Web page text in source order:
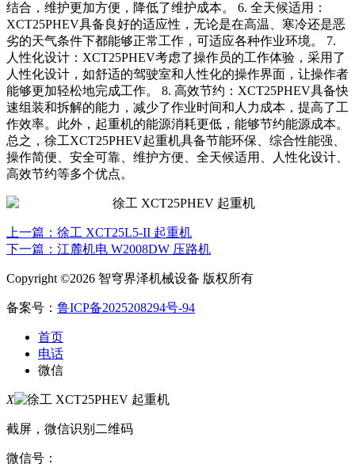
结合，维护更加方便，降低了维护成本。 6. 全天候适用：
XCT25PHEV具备良好的适应性，无论是在高温、寒冷还是恶
劣的天气条件下都能够正常工作，可适应各种作业环境。 7.
人性化设计：XCT25PHEV考虑了操作员的工作体验，采用了
人性化设计，如舒适的驾驶室和人性化的操作界面，让操作者
能够更加轻松地完成工作。 8. 高效节约：XCT25PHEV具备快
速组装和拆解的能力，减少了作业时间和人力成本，提高了工
作效率。此外，起重机的能源消耗更低，能够节约能源成本。
总之，徐工XCT25PHEV起重机具备节能环保、综合性能强、
操作简便、安全可靠、维护方便、全天候适用、人性化设计、
高效节约等多个优点。
上一篇：徐工 XCT25L5-II 起重机
下一篇：江麓机电 W2008DW 压路机
Copyright ©2026 智穹界泽机械设备 版权所有
备案号： 鲁ICP备2025208294号-94
首页
电话
微信
X
截屏，微信识别二维码
微信号：